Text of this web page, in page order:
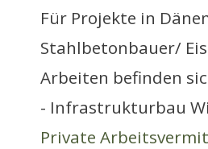
Für Projekte in
Stahlbetonbauer/
Arbeiten befinden
- Infrastrukturbau
Private